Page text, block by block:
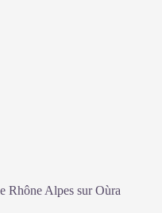
Rhône Alpes surOùra